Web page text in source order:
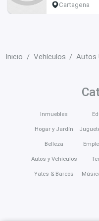
Cartagena
Inicio Vehículos Autos
Inmuebles
Hogar y Jardín
Belleza
Autos y Vehículos
Yates & Barcos